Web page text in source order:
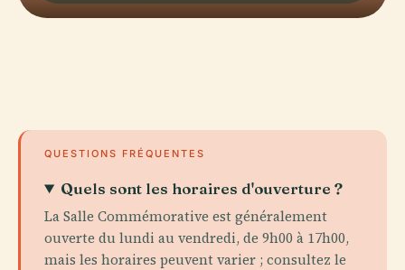
QUESTIONS FRÉQUENTES
Quels sont les horaires d'ouverture ?
La Salle Commémorative est généralement
ouverte du lundi au vendredi, de 9h00 à 17h00,
mais les horaires peuvent varier ; consultez le